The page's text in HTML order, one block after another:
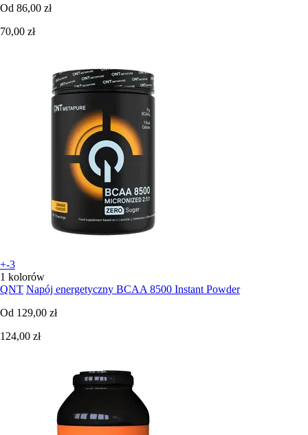
Od 86,00 zł
70,00 zł
+-3
1 kolorów
QNT Napój energetyczny BCAA 8500 Instant Powder
Od 129,00 zł
124,00 zł